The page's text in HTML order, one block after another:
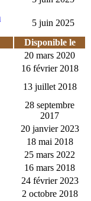
5 juin 2025
Disponible le
20 mars 2020
16 février 2018
13 juillet 2018
28 septembre
2017
20 janvier 2023
18 mai 2018
25 mars 2022
16 mars 2018
24 février 2023
2 octobre 2018